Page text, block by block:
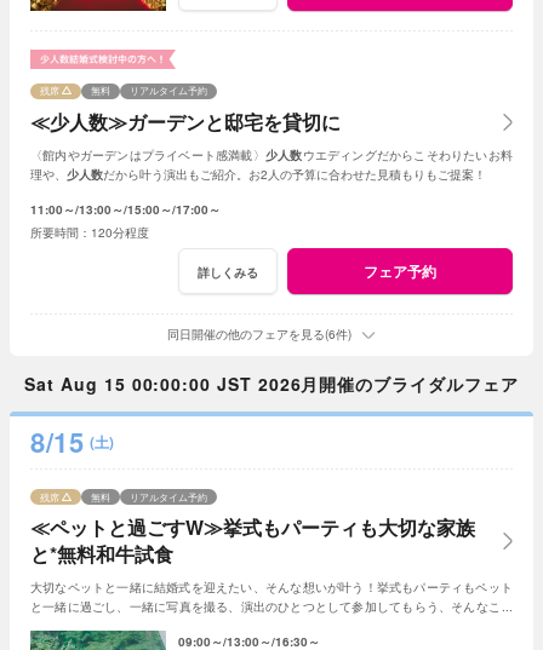
≪少人数≫ガーデンと邸宅を貸切に
残席 無料 リアルタイム予約
〈館内やガーデンはプライベート感満載〉 少人数ウエディングだからこそわりたいお料
理や、 少人数だから叶う演出もご紹介。お2人の予算に合わせた見積もりもご提案！
11:00～ 13:00～ 15:00～ 17:00～
120分程度
詳しくみる フェア予約
同日開催の他のフェアを見る(6件)
Sat Aug 15 00:00:00 JST 2026月開催のブライダルフェア
8/15 (土)
≪ペットと過ごすW≫挙式もパーティも大切な家族
と*無料和牛試食
残席 無料 リアルタイム予約
大切なペットと一緒に結婚式を迎えたい、そんな想いが叶う！挙式もパーティもペット
と一緒に過ごし、一緒に写真を撮る、演出のひとつとして参加してもらう、そんなこと
09:00～ 13:00～ 16:30～